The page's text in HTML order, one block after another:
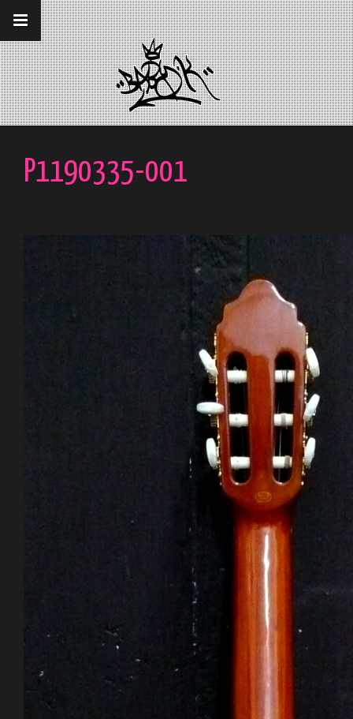
__gaTracker('require', 'displayfeatures');
__gaTracker('send','pageview');
P1190335-001